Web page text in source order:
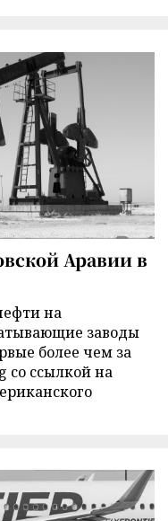
Аравии в
на
заводы
более чем за
со ссылкой на